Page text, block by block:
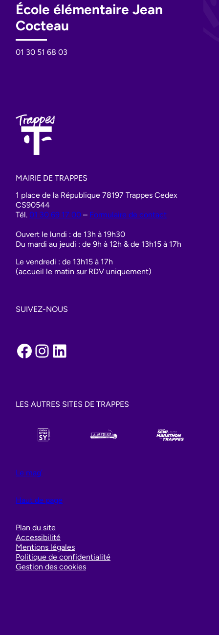
École élémentaire Jean
Cocteau
01 30 51 68 03
MAIRIE DE TRAPPES
1 place de la République 78197 Trappes Cedex
CS90544
Tél. 01 30 69 17 00 – Formulaire de contact
Ouvert le lundi : de 13h à 19h30
Du mardi au jeudi : de 9h à 12h & de 13h15 à 17h
Le vendredi : de 13h15 à 17h
(accueil le matin sur RDV uniquement)
SUIVEZ-NOUS
Facebook Instagram LinkedIn
LES AUTRES SITES DE TRAPPES
Le mag’
Haut de page
Plan du site
Accessibilité
Mentions légales
Politique de confidentialité
Gestion des cookies